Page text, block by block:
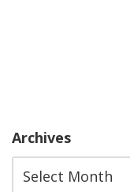
Archives